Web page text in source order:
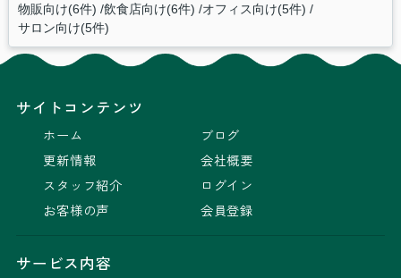
物販向け(6件) 飲食店向け(6件) オフィス向け(5件)
サロン向け(5件)
サイトコンテンツ
ホーム
更新情報
スタッフ紹介
お客様の声
ブログ
会社概要
ログイン
会員登録
サービス内容